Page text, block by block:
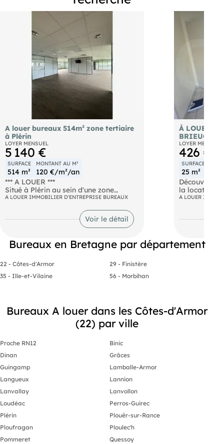
A louer bureaux 514m² zone tertiaire
à Plérin
LOYER MENSUEL
5 140 €
SURFACE
514 m²
MONTANT AU M²
120 €/m²/an
*** A LOUER ***
Situé à Plérin au sein d'une zone
tertiaire, plateaux de bureaux d'une
demande 350/150m² par exemple,
situé en R+1 d'un immeuble récent. Le
plateau dispose de 25 places de
réaménagement des locaux.
visiter sans tarder.
A LOUER IMMOBILIER D'ENTREPRISE BUREAUX
Voir le détail
À LOUER –
BRIEUC –
LOYER MENSUEL
426 €
SURFACE
25 m²
Découvrez
la location à
une
aux besoins
Les + du
Loyer annuel
A LOUER
Bureaux en Bretagne par département
22 - Côtes-d'Armor
29 - Finistère
35 - Ille-et-Vilaine
56 - Morbihan
Bureaux A louer dans les Côtes-d'Armor
(22) par ville
Proche RN12
Binic
Dinan
Grâces
Guingamp
Lamballe-Armor
Langueux
Lannion
Lanvallay
Lanvollon
Loudéac
Perros-Guirec
Plérin
Plouër-sur-Rance
Ploufragan
Ploulec'h
Pommeret
Quessoy